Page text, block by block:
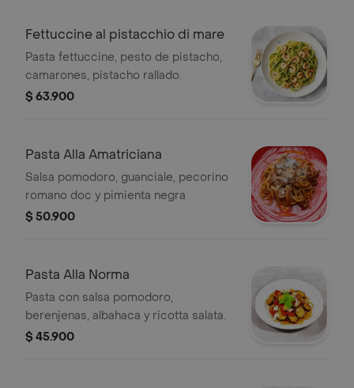
Fettuccine al pistacchio di mare
Pasta fettuccine, pesto de pistacho,
camarones, pistacho rallado.
$ 63.900
Pasta Alla Amatriciana
Salsa pomodoro, guanciale, pecorino
romano doc y pimienta negra
$ 50.900
Pasta Alla Norma
Pasta con salsa pomodoro,
berenjenas, albahaca y ricotta salata.
$ 45.900